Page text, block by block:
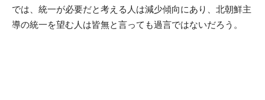
では、統一が必要だと考える人は減少傾向にあり、北朝鮮主
導の統一を望む人は皆無と言っても過言ではないだろう。